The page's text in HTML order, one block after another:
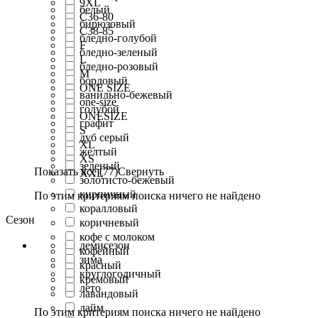
9XL
C36-80
C38-85
F
L
M
ONE SIZE
one-size
ONESIZE
S
XL
XS
XXL
белый
бирюзовый
бледно-голубой
бледно-зеленый
бледно-розовый
бордовый
ванильно-бежевый
голубой
графит
дуб серый
желтый
зеленый
золотисто-бежевый
кирпичный
коралловый
коричневый
кофе с молоком
кофейный
красный
кремовый
лавандовый
лайм
Показать все (77)Свернуть
По этим критериям поиска ничего не найдено
Сезон
демисезон
зима
круглогодичный
лето
По этим критериям поиска ничего не найдено